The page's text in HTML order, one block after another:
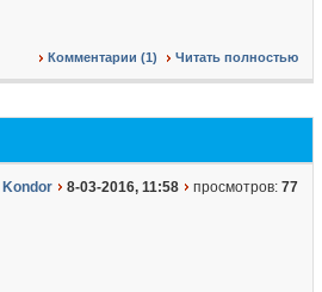
Комментарии (1) Читать полностью
Kondor 8-03-2016, 11:58 просмотров: 77